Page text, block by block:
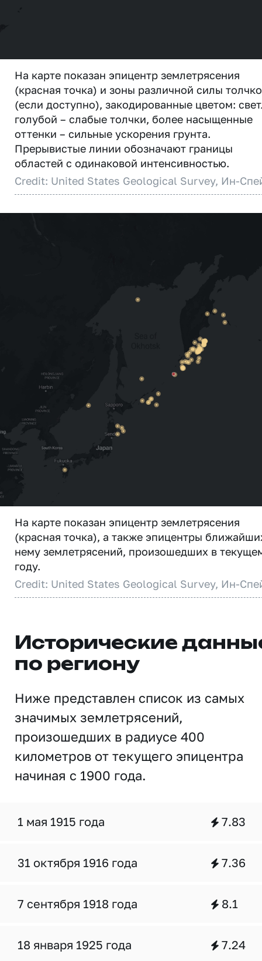
На карте показан эпицентр землетрясения
(красная точка) и зоны различной силы
(если доступно), закодированные цветом:
голубой – слабые толчки, более насыщенные
оттенки – сильные ускорения грунта.
Прерывистые линии обозначают границы
областей с одинаковой интенсивностью.
Credit: United States Geological Survey, Ин-
На карте показан эпицентр землетрясения
(красная точка), а также эпицентры
нему землетрясений, произошедших в
году.
Credit: United States Geological Survey, Ин-
Исторические
по региону
Ниже представлен список из самых
значимых землетрясений,
произошедших в радиусе 400
километров от текущего эпицентра
начиная с 1900 года.
1 мая 1915 года 7.83
31 октября 1916 года 7.36
7 сентября 1918 года 8.1
18 января 1925 года 7.24